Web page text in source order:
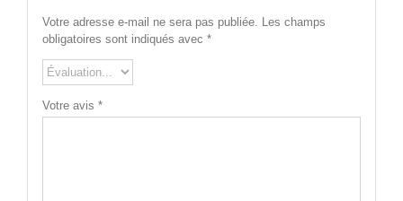
Votre adresse e-mail ne sera pas publiée.
Les champs
obligatoires sont indiqués avec *
Votre avis *